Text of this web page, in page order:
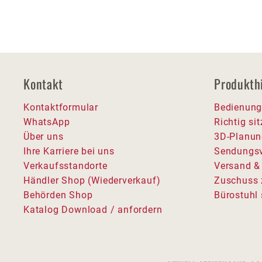
Kontakt
Kontaktformular
WhatsApp
Über uns
Ihre Karriere bei uns
Verkaufsstandorte
Händler Shop (Wiederverkauf)
Behörden Shop
Katalog Download / anfordern
Richtig
3D-
Versand
Zuschuss
Bürostuhl